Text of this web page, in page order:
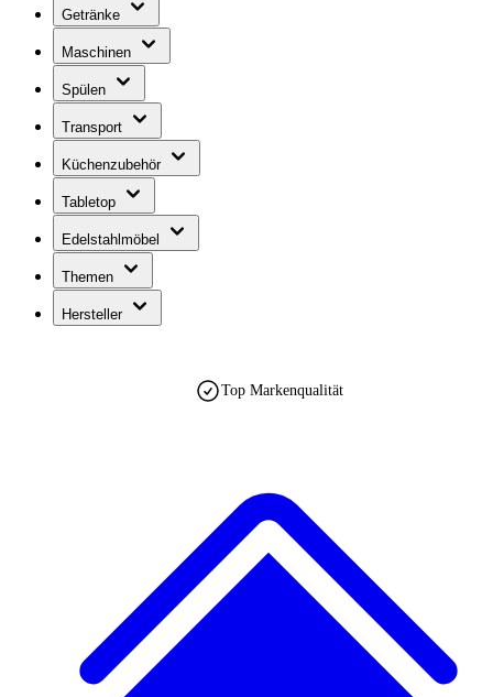
Getränke
Maschinen
Spülen
Transport
Küchenzubehör
Tabletop
Edelstahlmöbel
Themen
Hersteller
Top Markenqualität